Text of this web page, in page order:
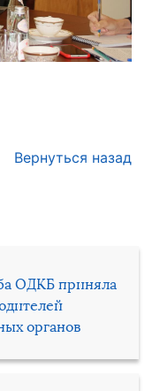
ОДКБ приняла
органов
Вернуться назад